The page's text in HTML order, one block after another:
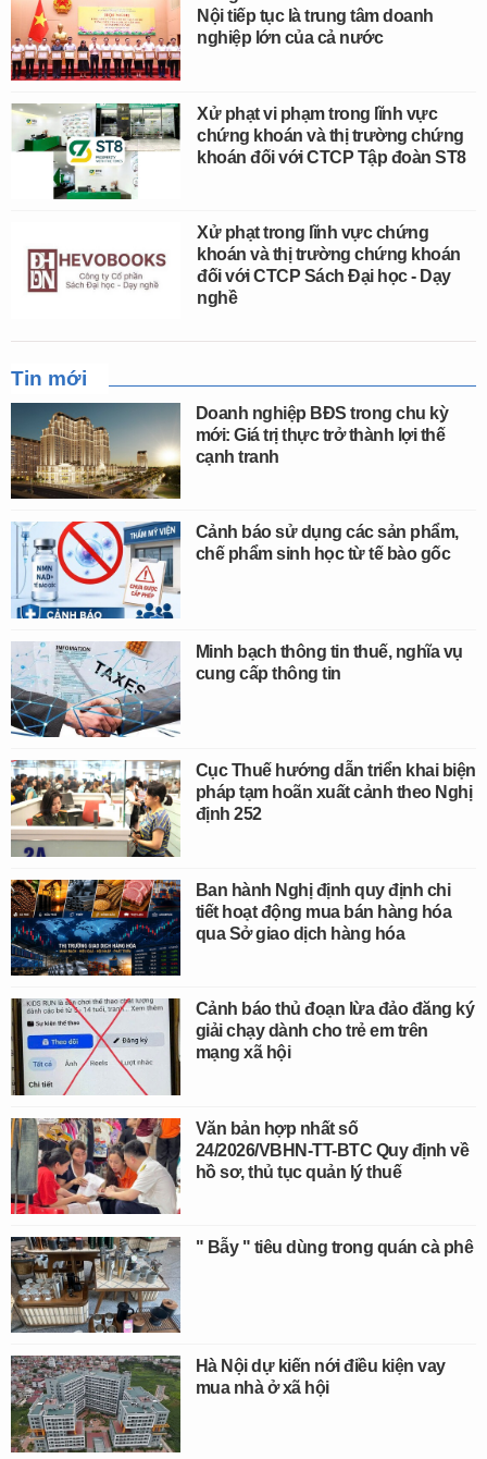
Nội tiếp tục là trung tâm doanh
nghiệp lớn của cả nước
Xử phạt vi phạm trong lĩnh vực
chứng khoán và thị trường chứng
khoán đối với CTCP Tập đoàn ST8
Xử phạt trong lĩnh vực chứng
khoán và thị trường chứng khoán
đối với CTCP Sách Đại học - Dạy
nghề
Tin mới
Doanh nghiệp BĐS trong chu kỳ
mới: Giá trị thực trở thành lợi thế
cạnh tranh
Cảnh báo sử dụng các sản phẩm,
chế phẩm sinh học từ tế bào gốc
Minh bạch thông tin thuế, nghĩa vụ
cung cấp thông tin
Cục Thuế hướng dẫn triển khai biện
pháp tạm hoãn xuất cảnh theo Nghị
định 252
Ban hành Nghị định quy định chi
tiết hoạt động mua bán hàng hóa
qua Sở giao dịch hàng hóa
Cảnh báo thủ đoạn lừa đảo đăng ký
giải chạy dành cho trẻ em trên
mạng xã hội
Văn bản hợp nhất số
24/2026/VBHN-TT-BTC Quy định về
hồ sơ, thủ tục quản lý thuế
" Bẫy " tiêu dùng trong quán cà phê
Hà Nội dự kiến nới điều kiện vay
mua nhà ở xã hội